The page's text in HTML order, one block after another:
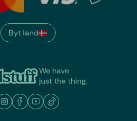
We have
just the thing.
Byt land